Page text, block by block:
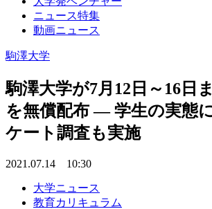
ニュース特集
動画ニュース
駒澤大学
駒澤大学が7月12日～16日
を無償配布 — 学生の実態
ケート調査も実施
2021.07.14 10:30
大学ニュース
教育カリキュラム